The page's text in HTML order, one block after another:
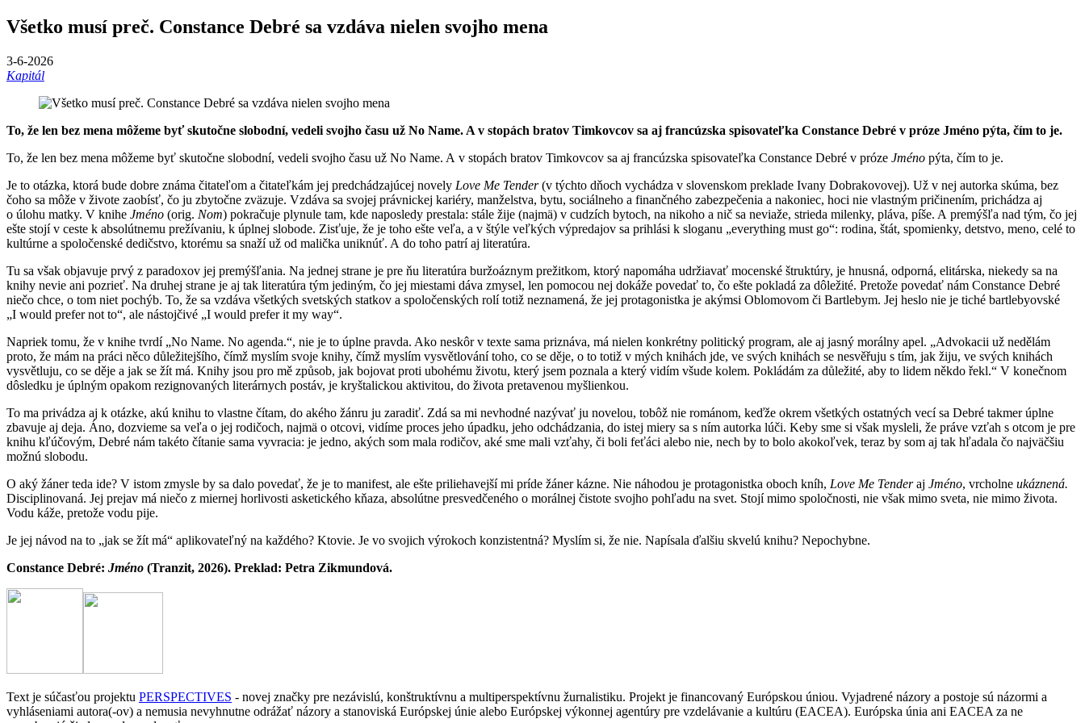
Všetko musí preč. Constance Debré sa vzdáva nielen svojho mena
3-6-2026
Kapitál
To, že len bez mena môžeme byť skutočne slobodní, vedeli svojho času už No Name. A v stopách bratov Timkovcov sa aj francúzska spisovateľka Constance Debré v próze Jméno pýta, čím to je.
To, že len bez mena môžeme byť skutočne slobodní, vedeli svojho času už No Name. A v stopách bratov Timkovcov sa aj francúzska spisovateľka Constance Debré v próze Jméno pýta, čím to je.
Je to otázka, ktorá bude dobre známa čitateľom a čitateľkám jej predchádzajúcej novely Love Me Tender(v týchto dňoch vychádza v slovenskom preklade Ivany Dobrakovovej). Už v nej autorka skúma, bez
čoho sa môže v živote zaobísť, čo ju zbytočne zväzuje. Vzdáva sa svojej právnickej kariéry, manželstva, bytu, sociálneho a finančného zabezpečenia a nakoniec, hoci nie vlastným pričinením, prichádza aj
o úlohu matky. V knihe Jméno (orig. Nom) pokračuje plynule tam, kde naposledy prestala: stále žije (najmä) v cudzích bytoch, na nikoho a nič sa neviaže, strieda milenky, pláva, píše. A premýšľa nad tým, čo jej
ešte stojí v ceste k absolútnemu prežívaniu, k úplnej slobode. Zisťuje, že je toho ešte veľa, a v štýle veľkých výpredajov sa prihlási k sloganu „everything must go“: rodina, štát, spomienky, detstvo, meno, celé to
kultúrne a spoločenské dedičstvo, ktorému sa snaží už od malička uniknúť. A do toho patrí aj literatúra.
Tu sa však objavuje prvý z paradoxov jej premýšľania. Na jednej strane je pre ňu literatúra buržoáznym prežitkom, ktorý napomáha udržiavať mocenské štruktúry, je hnusná, odporná, elitárska, niekedy sa na
knihy nevie ani pozrieť. Na druhej strane je aj tak literatúra tým jediným, čo jej miestami dáva zmysel, len pomocou nej dokáže povedať to, čo ešte pokladá za dôležité. Pretože povedať nám Constance Debré
niečo chce, o tom niet pochýb. To, že sa vzdáva všetkých svetských statkov a spoločenských rolí totiž neznamená, že jej protagonistka je akýmsi Oblomovom či Bartlebym. Jej heslo nie je tiché bartlebyovské
„I would prefer not to“, ale nástojčivé „I would prefer it my way“.
Napriek tomu, že v knihe tvrdí „No Name. No agenda.“, nie je to úplne pravda. Ako neskôr v texte sama priznáva, má nielen konkrétny politický program, ale aj jasný morálny apel. „Advokacii už nedělám
proto, že mám na práci něco důležitejšího, čímž myslím svoje knihy, čímž myslím vysvětlování toho, co se děje, o to totiž v mých knihách jde, ve svých knihách se nesvěřuju s tím, jak žiju, ve svých knihách
vysvětluju, co se děje a jak se žít má. Knihy jsou pro mě způsob, jak bojovat proti ubohému životu, který jsem poznala a který vidím všude kolem. Pokládám za důležité, aby to lidem někdo řekl.“ V konečnom
dôsledku je úplným opakom rezignovaných literárnych postáv, je kryštalickou aktivitou, do života pretavenou myšlienkou.
To ma privádza aj k otázke, akú knihu to vlastne čítam, do akého žánru ju zaradiť. Zdá sa mi nevhodné nazývať ju novelou, tobôž nie románom, keďže okrem všetkých ostatných vecí sa Debré takmer úplne
zbavuje aj deja. Áno, dozvieme sa veľa o jej rodičoch, najmä o otcovi, vidíme proces jeho úpadku, jeho odchádzania, do istej miery sa s ním autorka lúči. Keby sme si však mysleli, že práve vzťah s otcom je pre
knihu kľúčovým, Debré nám takéto čítanie sama vyvracia: je jedno, akých som mala rodičov, aké sme mali vzťahy, či boli feťáci alebo nie, nech by to bolo akokoľvek, teraz by som aj tak hľadala čo najväčšiu
možnú slobodu.
O aký žáner teda ide? V istom zmysle by sa dalo povedať, že je to manifest, ale ešte priliehavejší mi príde žáner kázne. Nie náhodou je protagonistka oboch kníh, Love Me Tenderaj Jméno, vrcholne ukáznená.
Disciplinovaná. Jej prejav má niečo z miernej horlivosti asketického kňaza, absolútne presvedčeného o morálnej čistote svojho pohľadu na svet. Stojí mimo spoločnosti, nie však mimo sveta, nie mimo života.
Vodu káže, pretože vodu pije.
Je jej návod na to „jak se žít má“ aplikovateľný na každého? Ktovie. Je vo svojich výrokoch konzistentná? Myslím si, že nie. Napísala ďalšiu skvelú knihu? Nepochybne.
Constance Debré: Jméno (Tranzit, 2026). Preklad: Petra Zikmundová.
Text je súčasťou projektu PERSPECTIVES - novej značky pre nezávislú, konštruktívnu a multiperspektívnu žurnalistiku. Projekt je financovaný Európskou úniou. Vyjadrené názory a postoje sú názormi a
vyhláseniami autora(-ov) a nemusia nevyhnutne odrážať názory a stanoviská Európskej únie alebo Európskej výkonnej agentúry pre vzdelávanie a kultúru (EACEA). Európska únia ani EACEA za ne